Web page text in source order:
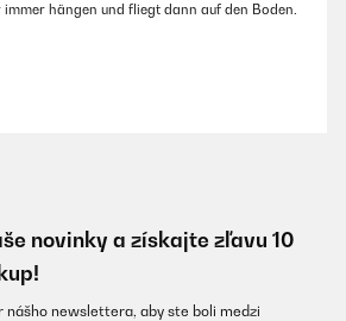
immer hängen und fliegt dann auf den Boden.
novinky a získajte zľavu 10
nášho newslettera, aby ste boli medzi